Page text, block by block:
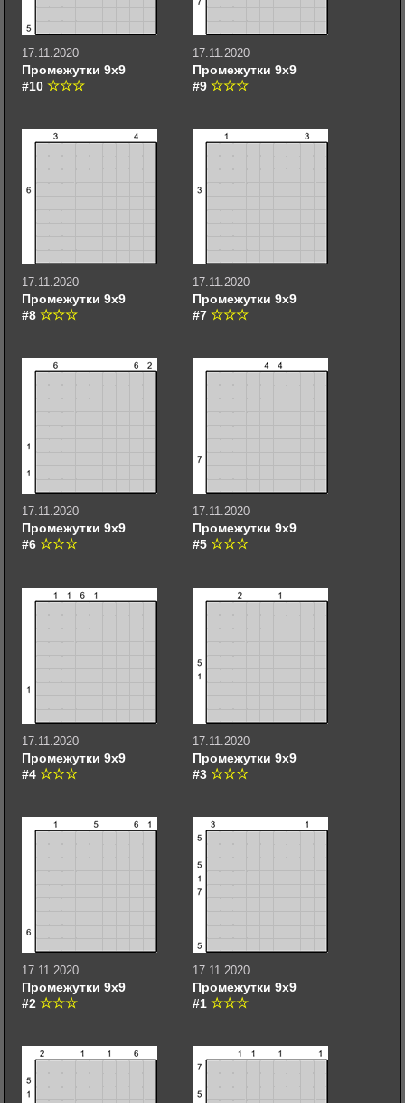
17.11.2020
Промежутки 9х9
#10
17.11.2020
Промежутки 9х9
#9
17.11.2020
Промежутки 9х9
#8
17.11.2020
Промежутки 9х9
#7
17.11.2020
Промежутки 9х9
#6
17.11.2020
Промежутки 9х9
#5
17.11.2020
Промежутки 9х9
#4
17.11.2020
Промежутки 9х9
#3
17.11.2020
Промежутки 9х9
#2
17.11.2020
Промежутки 9х9
#1